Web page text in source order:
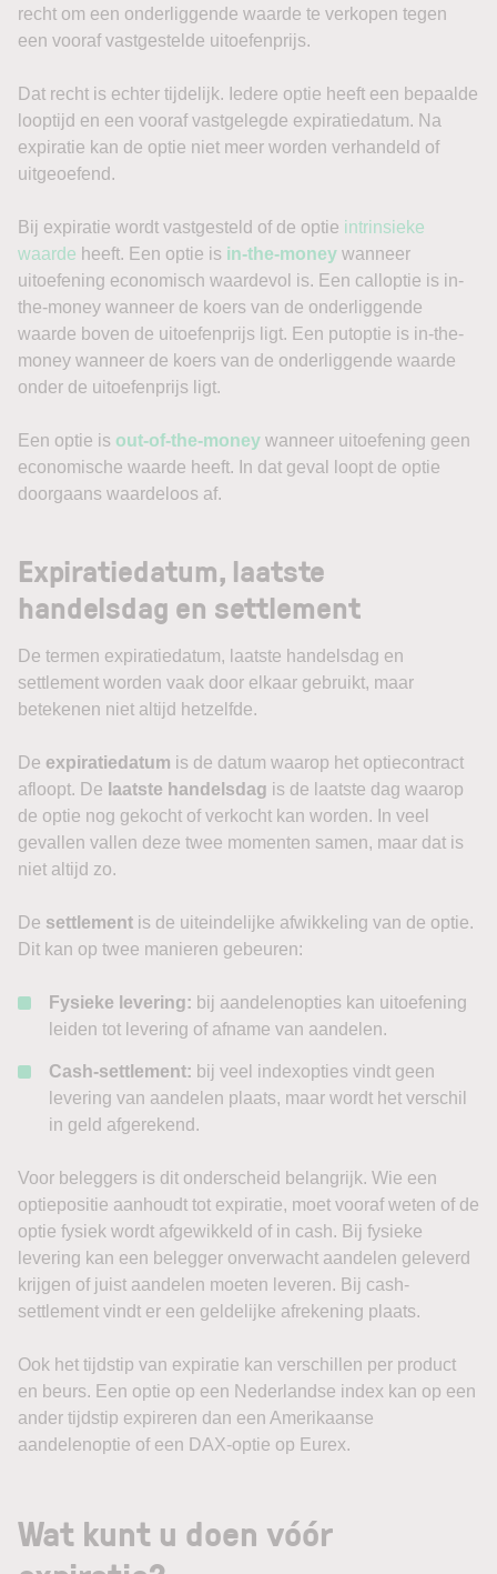
recht om een onderliggende waarde te verkopen tegen
een vooraf vastgestelde uitoefenprijs.
Dat recht is echter tijdelijk. Iedere optie heeft een bepaalde
looptijd en een vooraf vastgelegde expiratiedatum. Na
expiratie kan de optie niet meer worden verhandeld of
uitgeoefend.
Bij expiratie wordt vastgesteld of de optie intrinsieke
waarde heeft. Een optie is in-the-money wanneer
uitoefening economisch waardevol is. Een calloptie is in-
the-money wanneer de koers van de onderliggende
waarde boven de uitoefenprijs ligt. Een putoptie is in-the-
money wanneer de koers van de onderliggende waarde
onder de uitoefenprijs ligt.
Een optie is out-of-the-money wanneer uitoefening geen
economische waarde heeft. In dat geval loopt de optie
doorgaans waardeloos af.
Expiratiedatum, laatste
handelsdag en settlement
De termen expiratiedatum, laatste handelsdag en
settlement worden vaak door elkaar gebruikt, maar
betekenen niet altijd hetzelfde.
De expiratiedatum is de datum waarop het optiecontract
afloopt. De laatste handelsdag is de laatste dag waarop
de optie nog gekocht of verkocht kan worden. In veel
gevallen vallen deze twee momenten samen, maar dat is
niet altijd zo.
De settlement is de uiteindelijke afwikkeling van de optie.
Dit kan op twee manieren gebeuren:
Fysieke levering: bij aandelenopties kan uitoefening
leiden tot levering of afname van aandelen.
Cash-settlement: bij veel indexopties vindt geen
levering van aandelen plaats, maar wordt het verschil
in geld afgerekend.
Voor beleggers is dit onderscheid belangrijk. Wie een
optiepositie aanhoudt tot expiratie, moet vooraf weten of de
optie fysiek wordt afgewikkeld of in cash. Bij fysieke
levering kan een belegger onverwacht aandelen geleverd
krijgen of juist aandelen moeten leveren. Bij cash-
settlement vindt er een geldelijke afrekening plaats.
Ook het tijdstip van expiratie kan verschillen per product
en beurs. Een optie op een Nederlandse index kan op een
ander tijdstip expireren dan een Amerikaanse
aandelenoptie of een DAX-optie op Eurex.
Wat kunt u doen vóór